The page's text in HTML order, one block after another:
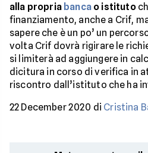
alla propria bancao istituto
finanziamento, anche a Crif,
sapere che è un po’ un
volta Crif dovrà rigirare le
si limiterà ad aggiungere in
dicitura in corso di verifica in
riscontro dall’istituto che ha
22 December 2020 di Cristina